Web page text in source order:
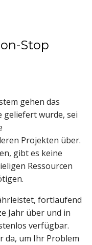
Stop
gehen das
geliefert wurde, sei
Projekten über.
gibt es keine
Ressourcen
fortlaufend
Jahr über und in
verfügbar.
da, um Ihr Problem